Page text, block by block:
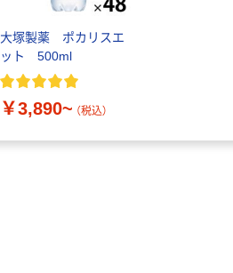
大塚製薬 ポカリスエ
ット 500ml
￥3,890~ （税込）